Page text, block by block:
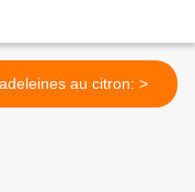
Madeleines au citron: >